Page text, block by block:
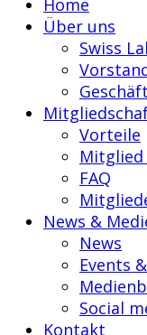
Home
Über uns
Swiss
Vorteile
Mitglied
FAQ
News &
News
Events
Social
Kontakt